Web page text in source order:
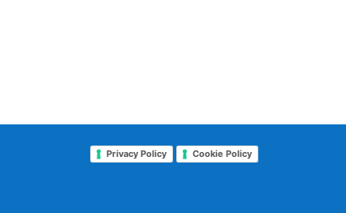
Privacy Policy Cookie Policy